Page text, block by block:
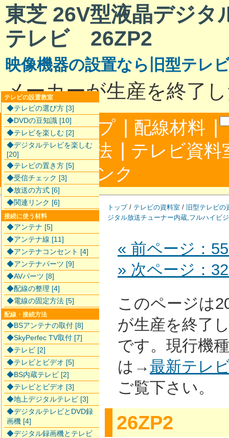
東芝 26V型液晶デジタ
テレビ 26ZP2
映像機器の設置なら旧型テレ
メーカーが生産を終了
サイトマップ | 配線材料 |
配線接続方法 | テレビ資料
合わせ|リンク
トップ/ テレビの資料室 / 旧型テレビの
ジタル放送チューナー内蔵,フルハイビ
« 前ページ：
» 次ページ：
このページは
が生産を終了
です。現行機
は→最新テレ
ご覧下さい。
26ZP2
テレビの設置教室
◆テレビの選び方 [3]
◆DVDの豆知識 [10]
◆テレビを楽しむ [2]
◆デジタルテレビを楽しむ
[20]
◆テレビの置き方 [5]
◆受信チェック [3]
◆放送の方式 [6]
◆関連リンク [6]
接続に使う材料
◆アンテナ [5]
◆アンテナ線 [11]
◆アンテナコンセント [4]
◆アンテナパーツ [9]
◆AVパーツ [8]
◆配線の整理 [4]
◆電線の固定方法 [5]
配線・接続方法
◆BSアンテナの取付 [8]
◆SkyPerfec TV取付 [7]
◆テレビ [2]
◆テレビとビデオ [5]
◆BS内蔵テレビ [2]
◆テレビとビデオ [3]
◆地上デジタルテレビ [3]
◆デジタルテレビとDVD録
画機 [4]
◆デジタル録画機とテレビ